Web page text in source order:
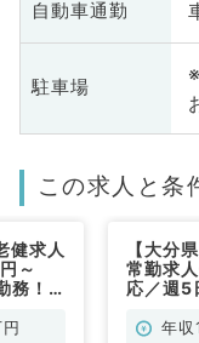
自動車通勤
駐車場
この求人と条
健求人
～
！
【大分
常勤求
応／週
分泌・
年収